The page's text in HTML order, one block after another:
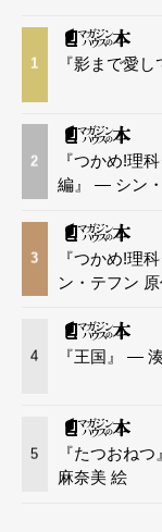
1 『影まで愛
2
『つかめ!理
編』 — シン
3
『つかめ!理
ン・テフン
4 『王国』 —
5
『たつおね
麻奈美 絵